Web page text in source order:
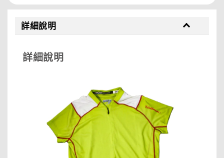
詳細說明
詳細說明